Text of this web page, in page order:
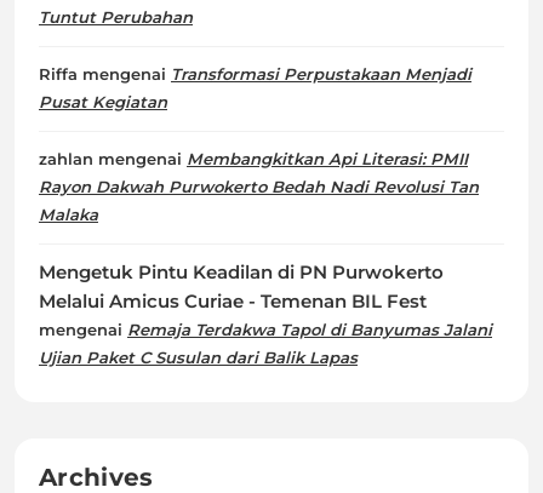
Tuntut Perubahan
Riffa mengenai Transformasi Perpustakaan Menjadi
Pusat Kegiatan
zahlan mengenai Membangkitkan Api Literasi: PMII
Rayon Dakwah Purwokerto Bedah Nadi Revolusi Tan
Malaka
Mengetuk Pintu Keadilan di PN Purwokerto
Melalui Amicus Curiae - Temenan BIL Fest
mengenai Remaja Terdakwa Tapol di Banyumas Jalani
Ujian Paket C Susulan dari Balik Lapas
Archives